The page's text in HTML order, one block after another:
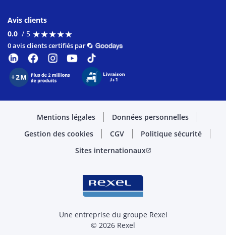
Avis clients
0.0 / 5 ★★★★★
★★★★★
0 avis clients certifiés par
Mentions légales
Données personnelles
Gestion des cookies
CGV
Politique sécurité
Sites internationauxopen_in_new
Une entreprise du groupe Rexel
© 2026 Rexel